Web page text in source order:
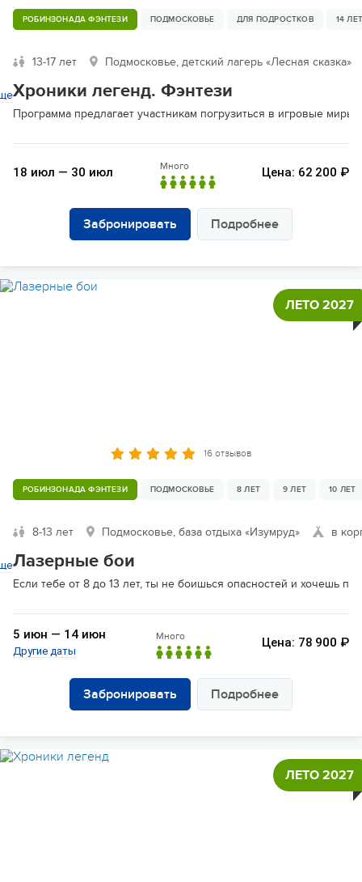
РОБИНЗОНАДА ФЭНТЕЗИ ПОДМОСКОВЬЕ ДЛЯ ПОДРОСТКОВ 14
13-17 лет Подмосковье, детский лагерь «Лесная сказка»
Хроники легенд. Фэнтези
Программа предлагает участникам погрузиться в игровые
18 июл — 30 июл Много Цена: 62 200 ₽
Забронировать Подробнее
16 отзывов
РОБИНЗОНАДА ФЭНТЕЗИ ПОДМОСКОВЬЕ 8 ЛЕТ 9 ЛЕТ 10 ЛЕТ
8-13 лет Подмосковье, база отдыха «Изумруд» в
Лазерные бои
Если тебе от 8 до 13 лет, ты не боишься опасностей и хочешь
ЛЕТО 2027
5 июн — 14 июн
Другие даты
Много Цена: 78 900 ₽
Забронировать Подробнее
ЛЕТО 2027